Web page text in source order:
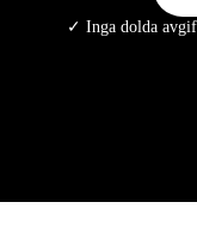
✓ Inga dolda